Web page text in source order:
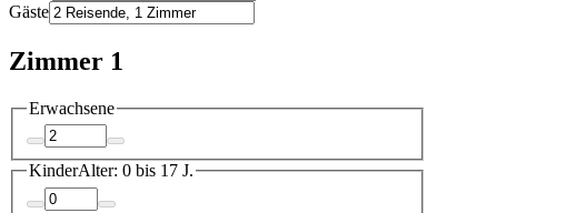
Gäste
Zimmer 1
Erwachsene
KinderAlter: 0 bis 17 J.